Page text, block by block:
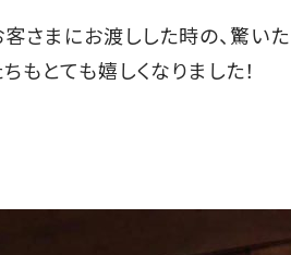
さまにお渡しした時の、驚い
もとても嬉しくなりました！